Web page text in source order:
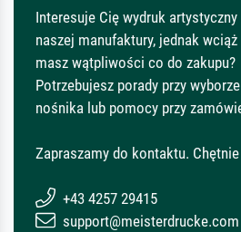
Interesuje Cię wydruk artystyczny
naszej manufaktury, jednak wciąż
masz wątpliwości co do zakupu?
Potrzebujesz porady przy wyborze
nośnika lub pomocy przy
Zapraszamy do kontaktu.
+43 4257 29415
support@meisterdrucke.com